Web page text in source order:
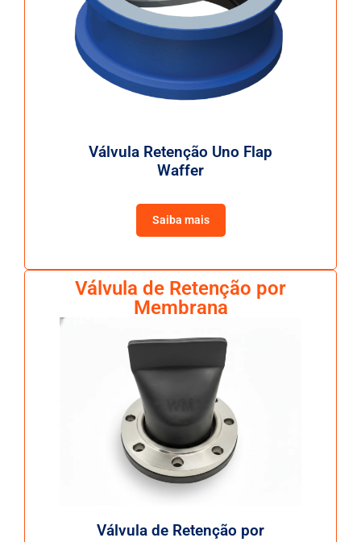
Válvula Retenção Uno Flap
Waffer
Saiba mais
Válvula de Retenção por
Membrana
Válvula de Retenção por